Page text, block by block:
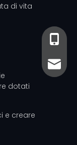
di vita
dotati
e creare
+86-
+86-